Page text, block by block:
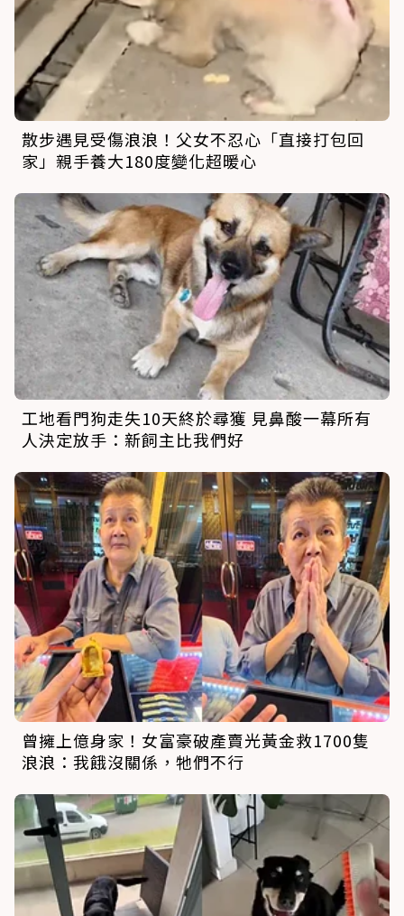
散步遇見受傷浪浪！父女不忍心「直接打包回
家」親手養大180度變化超暖心
工地看門狗走失10天終於尋獲 見鼻酸一幕所有
人決定放手：新飼主比我們好
曾擁上億身家！女富豪破產賣光黃金救1700隻
浪浪：我餓沒關係，牠們不行